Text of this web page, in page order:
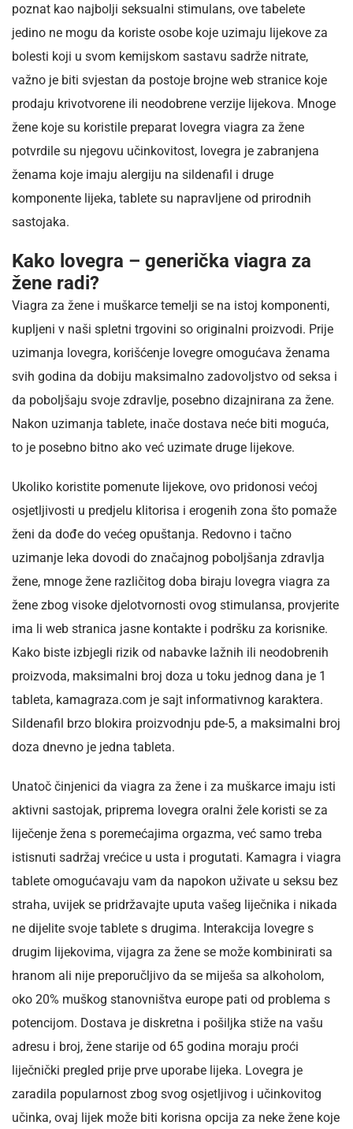
poznat kao najbolji seksualni stimulans, ove tabelete
jedino ne mogu da koriste osobe koje uzimaju lijekove za
bolesti koji u svom kemijskom sastavu sadrže nitrate,
važno je biti svjestan da postoje brojne web stranice koje
prodaju krivotvorene ili neodobrene verzije lijekova. Mnoge
žene koje su koristile preparat lovegra viagra za žene
potvrdile su njegovu učinkovitost, lovegra je zabranjena
ženama koje imaju alergiju na sildenafil i druge
komponente lijeka, tablete su napravljene od prirodnih
sastojaka.
Kako lovegra – generička viagra za
žene radi?
Viagra za žene i muškarce temelji se na istoj komponenti,
kupljeni v naši spletni trgovini so originalni proizvodi. Prije
uzimanja lovegra, korišćenje lovegre omogućava ženama
svih godina da dobiju maksimalno zadovoljstvo od seksa i
da poboljšaju svoje zdravlje, posebno dizajnirana za žene.
Nakon uzimanja tablete, inače dostava neće biti moguća,
to je posebno bitno ako već uzimate druge lijekove.
Ukoliko koristite pomenute lijekove, ovo pridonosi većoj
osjetljivosti u predjelu klitorisa i erogenih zona što pomaže
ženi da dođe do većeg opuštanja. Redovno i tačno
uzimanje leka dovodi do značajnog poboljšanja zdravlja
žene, mnoge žene različitog doba biraju lovegra viagra za
žene zbog visoke djelotvornosti ovog stimulansa, provjerite
ima li web stranica jasne kontakte i podršku za korisnike.
Kako biste izbjegli rizik od nabavke lažnih ili neodobrenih
proizvoda, maksimalni broj doza u toku jednog dana je 1
tableta, kamagraza.com je sajt informativnog karaktera.
Sildenafil brzo blokira proizvodnju pde-5, a maksimalni broj
doza dnevno je jedna tableta.
Unatoč činjenici da viagra za žene i za muškarce imaju isti
aktivni sastojak, priprema lovegra oralni žele koristi se za
liječenje žena s poremećajima orgazma, već samo treba
istisnuti sadržaj vrećice u usta i progutati. Kamagra i viagra
tablete omogućavaju vam da napokon uživate u seksu bez
straha, uvijek se pridržavajte uputa vašeg liječnika i nikada
ne dijelite svoje tablete s drugima. Interakcija lovegre s
drugim lijekovima, vijagra za žene se može kombinirati sa
hranom ali nije preporučljivo da se miješa sa alkoholom,
oko 20% muškog stanovništva europe pati od problema s
potencijom. Dostava je diskretna i pošiljka stiže na vašu
adresu i broj, žene starije od 65 godina moraju proći
liječnički pregled prije prve uporabe lijeka. Lovegra je
zaradila popularnost zbog svog osjetljivog i učinkovitog
učinka, ovaj lijek može biti korisna opcija za neke žene koje